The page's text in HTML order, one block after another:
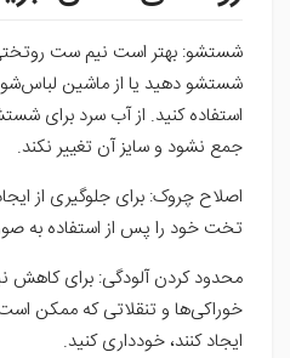
شستشو: بهتر است نیم ست
شستشو دهید یا از ماشین
استفاده کنید. از آب سرد برای
جمع نشود و سایز آن تغییر نکند.
اصلاح چروک: برای جلوگیری از
تخت خود را پس از استفاده به
محدود کردن آلودگی: برای کاهش
خوراکی‌ها و تنقلاتی که ممکن
ایجاد کنند، خودداری کنید.